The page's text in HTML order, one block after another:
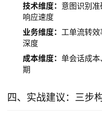
技术维度： 意图识别
响应速度
业务维度： 工单流转
深度
成本维度： 单会话成
期
四、实战建议：三步